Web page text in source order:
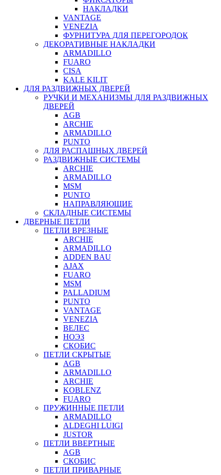
НАКЛАДКИ
VANTAGE
VENEZIA
ФУРНИТУРА ДЛЯ ПЕРЕГОРОДОК
ДЕКОРАТИВНЫЕ НАКЛАДКИ
ARMADILLO
FUARO
CISA
KALE KILIT
ДЛЯ РАЗДВИЖНЫХ ДВЕРЕЙ
РУЧКИ И МЕХАНИЗМЫ ДЛЯ РАЗДВИЖНЫХ
ДВЕРЕЙ
AGB
ARCHIE
ARMADILLO
PUNTO
ДЛЯ РАСПАШНЫХ ДВЕРЕЙ
РАЗДВИЖНЫЕ СИСТЕМЫ
ARCHIE
ARMADILLO
MSM
PUNTO
НАПРАВЛЯЮЩИЕ
СКЛАДНЫЕ СИСТЕМЫ
ДВЕРНЫЕ ПЕТЛИ
ПЕТЛИ ВРЕЗНЫЕ
ARCHIE
ARMADILLO
ADDEN BAU
AJAX
FUARO
MSM
PALLADIUM
PUNTO
VANTAGE
VENEZIA
ВЕЛЕС
НОЭЗ
СКОБИС
ПЕТЛИ СКРЫТЫЕ
AGB
ARMADILLO
ARCHIE
KOBLENZ
FUARO
ПРУЖИННЫЕ ПЕТЛИ
ARMADILLO
ALDEGHI LUIGI
JUSTOR
ПЕТЛИ ВВЕРТНЫЕ
AGB
СКОБИС
ПЕТЛИ ПРИВАРНЫЕ